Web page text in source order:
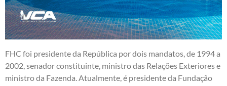
FHC foi presidente da República por dois mandatos, de 1994 a
2002, senador constituinte, ministro das Relações Exteriores e
ministro da Fazenda. Atualmente, é presidente da Fundação